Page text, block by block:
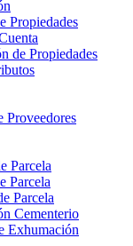
Propiedades
de Propiedades
Proveedores
Parcela
Parcela
Parcela
Cementerio
Exhumación